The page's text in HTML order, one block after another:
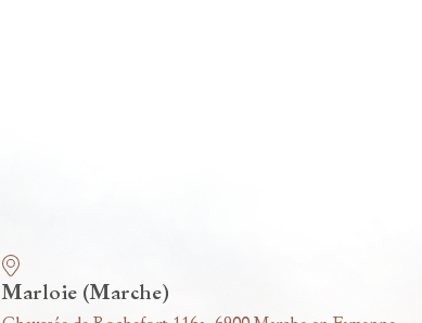
Marloie (Marche)